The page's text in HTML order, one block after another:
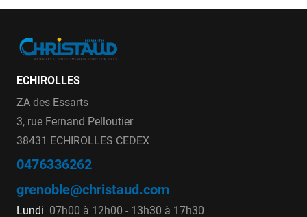
ECHIROLLES
ZA des Essarts
3, rue Fernand Pelloutier
38431 ECHIROLLES CEDEX
0476336262
grenoble@christaud.com
Lundi 07h00 à 12h00 - 13h30 à 17h30